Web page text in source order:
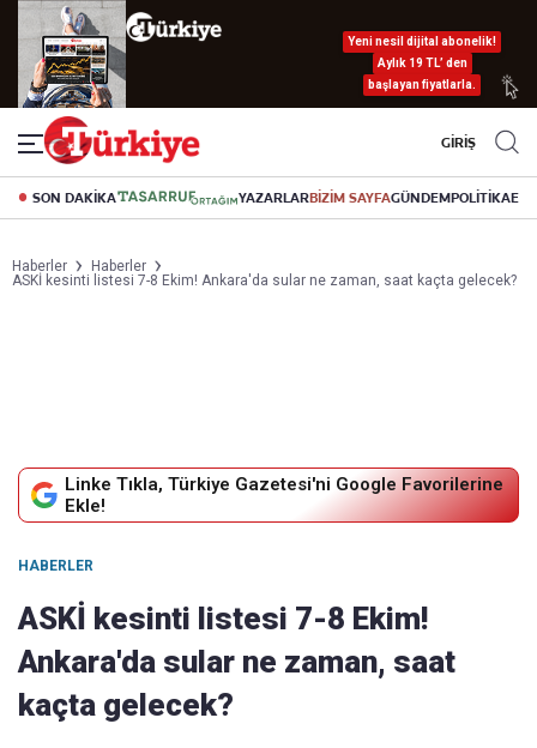
Yeni nesil dijital abonelik!
Aylık 19 TL’ den
başlayan fiyatlarla.
GİRİŞ
SON DAKİKA YAZARLARBİZİM SAYFAGÜNDEMPOLİTİKA
Haberler
Haberler
ASKİ kesinti listesi 7-8 Ekim! Ankara'da sular ne zaman, saat kaçta gelecek?
Linke Tıkla, Türkiye Gazetesi'ni Google Favorilerine
Ekle!
HABERLER
ASKİ kesinti listesi 7-8 Ekim!
Ankara'da sular ne zaman, saat
kaçta gelecek?